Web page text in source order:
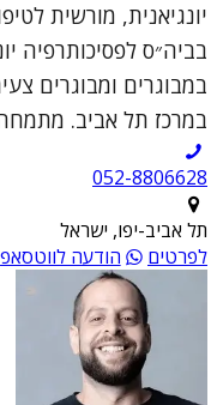
יונגיאנית, מורשית
בביה״ס לפסיכותרפיה
במרכז תל אביב.
052-8806628
תל אביב-יפו, ישראל
לפרטים
הודעה לווטסאפ